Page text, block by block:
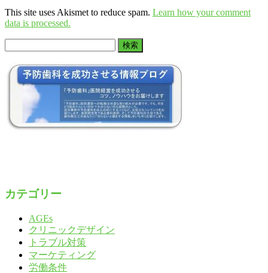
This site uses Akismet to reduce spam. Learn how your comment
data is processed.
カテゴリー
AGEs
クリニックデザイン
トラブル対策
マーケティング
労働条件